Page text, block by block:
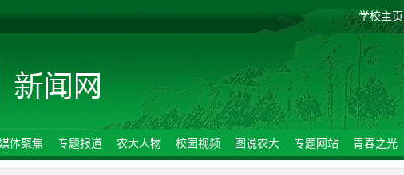
学校主页
体聚焦 专题报道 农大人物 校园视频 图说农大 专题网站 青春之光